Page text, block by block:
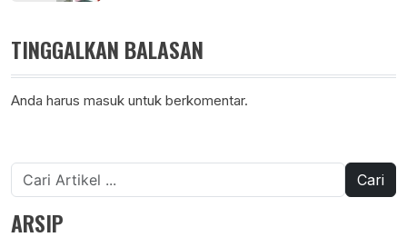
TINGGALKAN BALASAN
Anda harus masuk untuk berkomentar.
Cari
untuk:
ARSIP